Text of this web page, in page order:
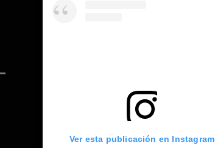
Ver esta publicación en Instagram